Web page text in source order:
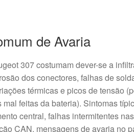
de Avaria
307 costumam dever-se a
dos conectores, falhas de
térmicas e picos de tensão
feitas da bateria). Sintomas
central, falhas intermitentes
CAN, mensagens de avaria no